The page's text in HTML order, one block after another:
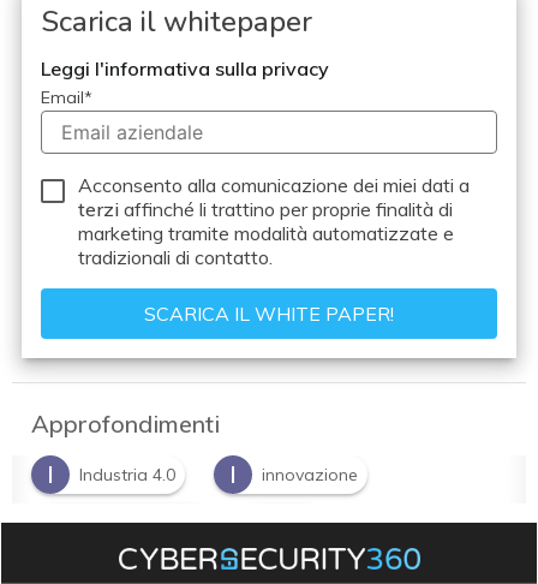
Scarica il whitepaper
Leggi l'informativa sulla privacy
Email*
Acconsento alla comunicazione dei miei dati a
terzi affinché li trattino per proprie finalità di
marketing tramite modalità automatizzate e
tradizionali di contatto.
Approfondimenti
I
Industria 4.0 I innovazione
N Nuova Sabatini P PMI